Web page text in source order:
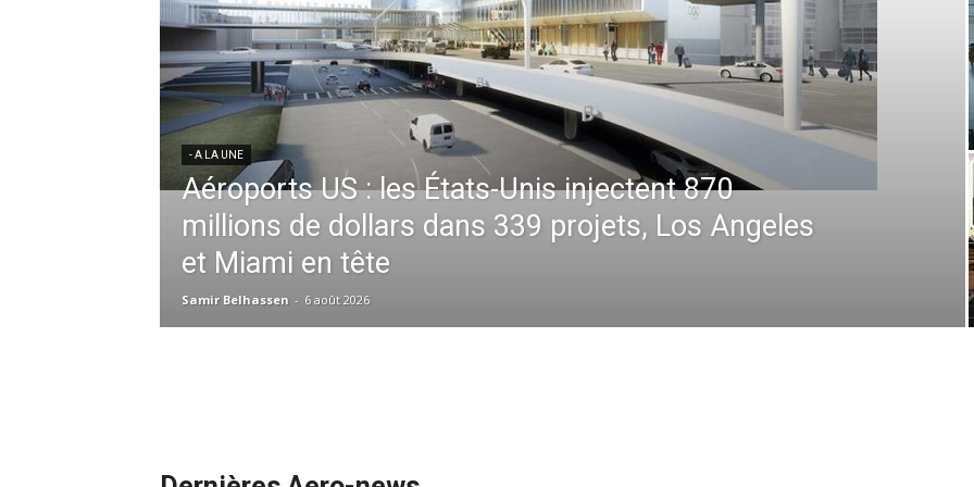
- A LA UNE
Météo aéronautique 2026 : De la prévision à
l’anticipation absolue, comment la technologie
redéfinit les opérations en plein ciel et au sol
Samir Belhassen - 24 juillet 2026